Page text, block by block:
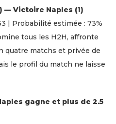
— Victoire Naples (1)
| Probabilité estimée : 73%
tous les H2H, affronte
quatre matchs et privée de
le profil du match ne laisse
gagne et plus de 2.5